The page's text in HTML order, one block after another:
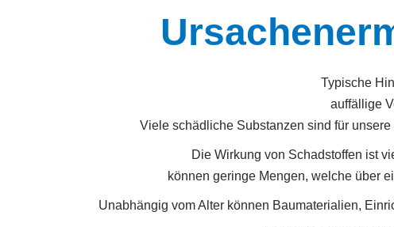
Typische
auffällige
Viele schädliche Substanzen sind für
Die Wirkung von Schadstoffen ist
können geringe Mengen, welche über
Unabhängig vom Alter können Baumaterialien,